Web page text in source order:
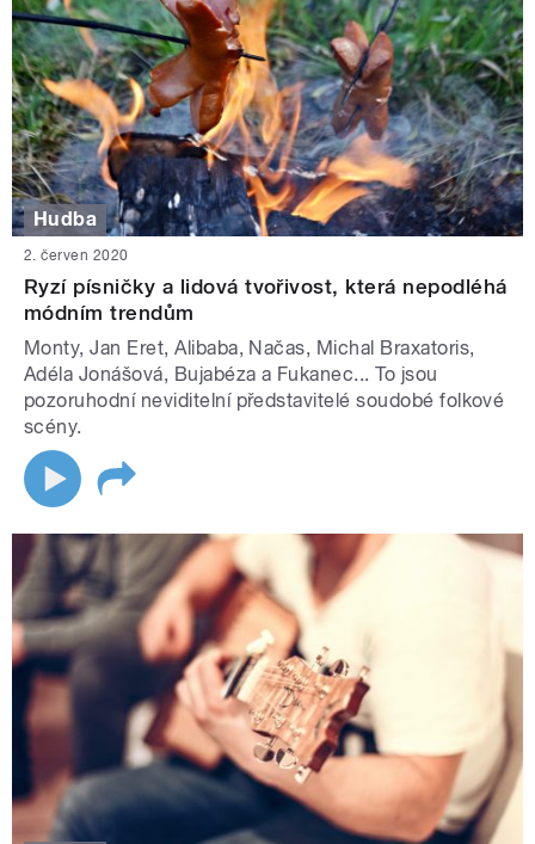
Hudba
2. červen 2020
Ryzí písničky a lidová tvořivost, která nepodléhá
módním trendům
Monty, Jan Eret, Alibaba, Načas, Michal Braxatoris,
Adéla Jonášová, Bujabéza a Fukanec... To jsou
pozoruhodní neviditelní představitelé soudobé folkové
scény.